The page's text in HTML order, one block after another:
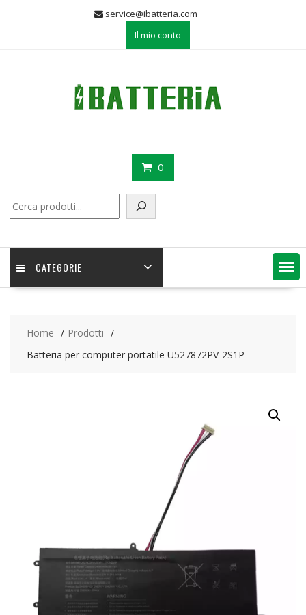
service@ibatteria.com
Il mio conto
0
CATEGORIE
Home
Prodotti
Batteria per computer portatile U527872PV-2S1P